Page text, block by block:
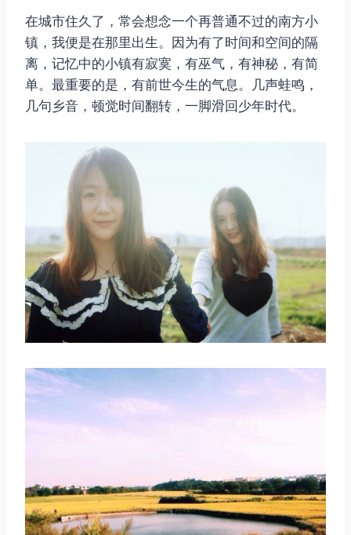
在城市住久了，常会想念一个再普通不过的南方小
镇，我便是在那里出生。因为有了时间和空间的隔
离，记忆中的小镇有寂寞，有巫气，有神秘，有简
单。最重要的是，有前世今生的气息。几声蛙鸣，
几句乡音，顿觉时间翻转，一脚滑回少年时代。